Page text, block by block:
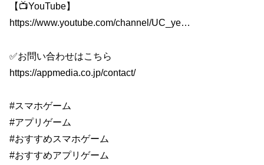
【📺YouTube】
https://www.youtube.com/channel/UC_ye…
✅お問い合わせはこちら
https://appmedia.co.jp/contact/
#スマホゲーム
#アプリゲーム
#おすすめスマホゲーム
#おすすめアプリゲーム